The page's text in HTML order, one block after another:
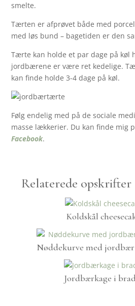
smelte.
Tærten er afprøvet både med
med løs bund – bagetiden er den
Tærte kan holde et par dage på køl
jordbærene er være ret kedelige.
kan finde holde 3-4 dage på køl.
Følg endelig med på de sociale
masse lækkerier. Du kan finde mig
Facebook.
Relaterede opskrifter
Koldskål
Nøddekurve med
Jordbærkage i